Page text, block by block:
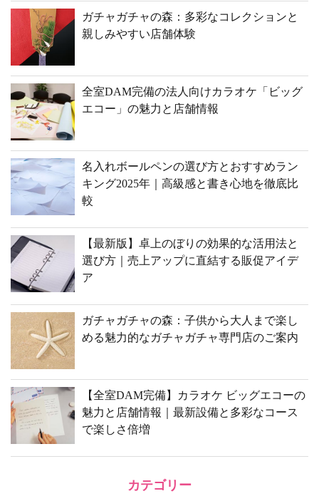
ガチャガチャの森：多彩なコレクションと
親しみやすい店舗体験
全室DAM完備の法人向けカラオケ「ビッグ
エコー」の魅力と店舗情報
名入れボールペンの選び方とおすすめラン
キング2025年｜高級感と書き心地を徹底比
較
【最新版】卓上のぼりの効果的な活用法と
選び方｜売上アップに直結する販促アイデ
ア
ガチャガチャの森：子供から大人まで楽し
める魅力的なガチャガチャ専門店のご案内
【全室DAM完備】カラオケ ビッグエコーの
魅力と店舗情報｜最新設備と多彩なコース
で楽しさ倍増
カテゴリー